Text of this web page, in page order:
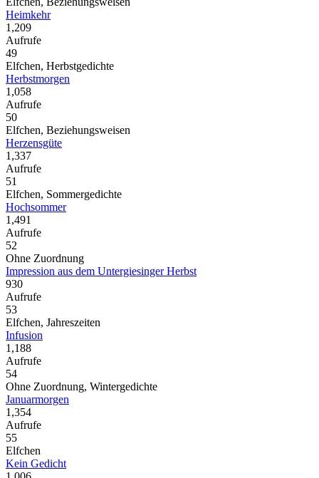
Heimkehr
1,209
Aufrufe
49
Elfchen, Herbstgedichte
Herbstmorgen
1,058
Aufrufe
50
Elfchen, Beziehungsweisen
Herzensgüte
1,337
Aufrufe
51
Elfchen, Sommergedichte
Hochsommer
1,491
Aufrufe
52
Ohne Zuordnung
Impression aus dem Untergiesinger Herbst
930
Aufrufe
53
Elfchen, Jahreszeiten
Infusion
1,188
Aufrufe
54
Ohne Zuordnung, Wintergedichte
Januarmorgen
1,354
Aufrufe
55
Elfchen
Kein Gedicht